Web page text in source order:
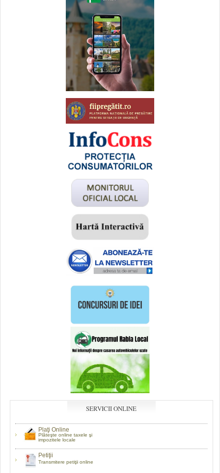
SERVICII ONLINE
Plaţi Online
Plăteşte online taxele şi
impozitele locale
Petiţii
Transmitere petiţii online